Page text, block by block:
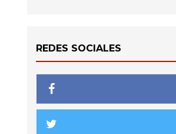
REDES SOCIALES